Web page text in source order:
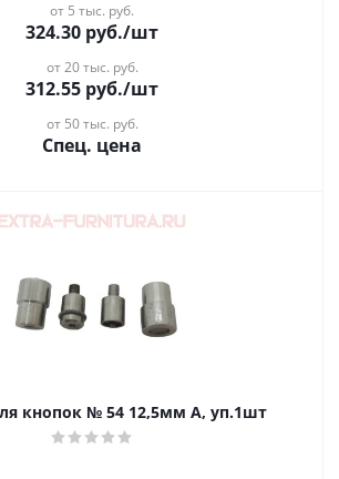
от 5 тыс. руб.
324.30 руб./шт
от 20 тыс. руб.
312.55 руб./шт
от 50 тыс. руб.
Спец. цена
кнопок № 54 12,5мм A, уп.1шт